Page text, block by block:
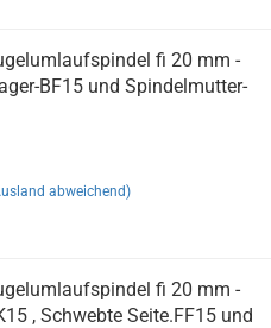
fi 20 mm -
BF15 und Spindelmutter-
abweichend)
fi 20 mm -
, Schwebte Seite.FF15 und